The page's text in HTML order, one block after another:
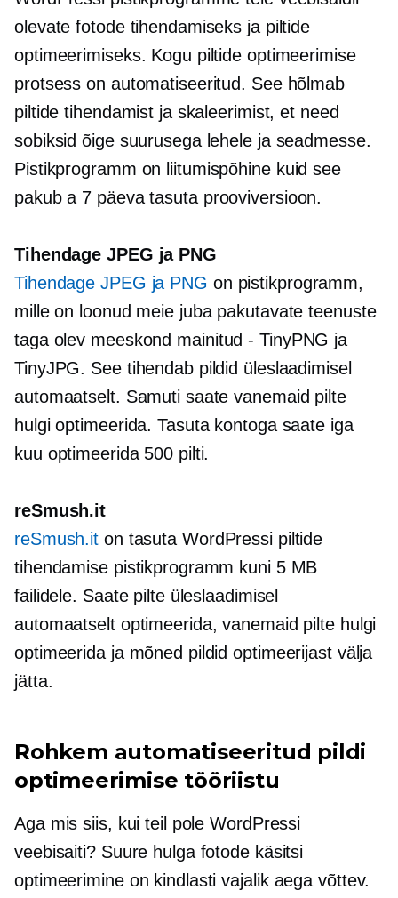
olevate fotode tihendamiseks ja piltide
optimeerimiseks. Kogu piltide optimeerimise
protsess on automatiseeritud. See hõlmab
piltide tihendamist ja skaleerimist, et need
sobiksid õige suurusega lehele ja seadmesse.
Pistikprogramm on liitumispõhinekuid see
pakub a 7 päevatasuta prooviversioon.
Tihendage JPEG ja PNG
Tihendage JPEG ja PNG on pistikprogramm,
mille on loonud meie juba pakutavate teenuste
taga olev meeskond mainitud - TinyPNG ja
TinyJPG. See tihendab pildid üleslaadimisel
automaatselt. Samuti saate vanemaid pilte
hulgi optimeerida. Tasuta kontoga saate iga
kuu optimeerida 500 pilti.
reSmush.it
reSmush.it on tasuta WordPressi piltide
tihendamise pistikprogramm kuni 5 MB
failidele. Saate pilte üleslaadimisel
automaatselt optimeerida, vanemaid pilte hulgi
optimeerida ja mõned pildid optimeerijast välja
jätta.
Rohkem automatiseeritud pildi
optimeerimise tööriistu
Aga mis siis, kui teil pole WordPressi
veebisaiti? Suure hulga fotode käsitsi
optimeerimine on kindlasti vajalik aega võttev.